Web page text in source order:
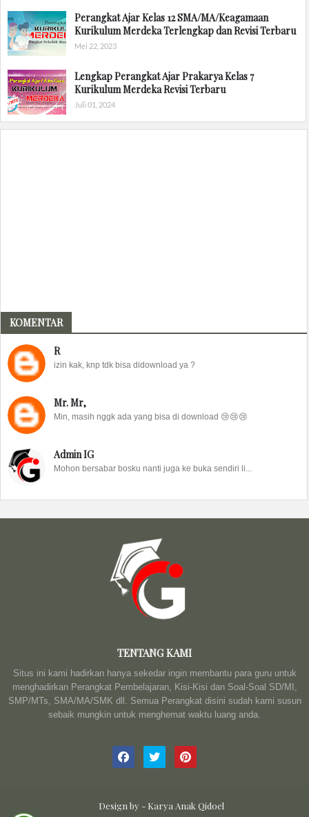
Perangkat Ajar Kelas 12 SMA/MA/Keagamaan
Kurikulum Merdeka Terlengkap dan Revisi Terbaru
Mei 22, 2023
Lengkap Perangkat Ajar Prakarya Kelas 7
Kurikulum Merdeka Revisi Terbaru
Juli 01, 2024
KOMENTAR
R
izin kak, knp tdk bisa didownload ya ?
Mr. Mr,
Min, masih nggk ada yang bisa di download 😢😢😢
Admin IG
Mohon bersabar bosku nanti juga ke buka sendiri li...
TENTANG KAMI
Situs ini kami hadirkan hanya sekedar ingin membantu para guru untuk
menghadirkan Perangkat Pembelajaran, Kisi-Kisi dan Soal-Soal SD/MI,
SMP/MTs, SMA/MA/SMK dll. Semua Perangkat disini sudah kami susun
sebaik mungkin untuk menghemat waktu luang anda.
Design by - Karya Anak Qidoel